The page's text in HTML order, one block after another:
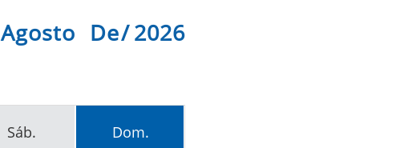
Agosto De 2026
Sáb. Dom.